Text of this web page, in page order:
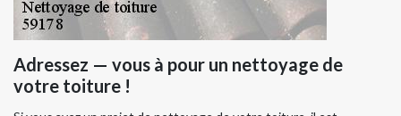
Adressez — vous à pour un nettoyage de
votre toiture !